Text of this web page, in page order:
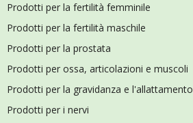
Prodotti per la fertilità femminile
Prodotti per la fertilità maschile
Prodotti per la prostata
Prodotti per ossa, articolazioni e muscoli
Prodotti per la gravidanza e l'allattamento
Prodotti per i nervi